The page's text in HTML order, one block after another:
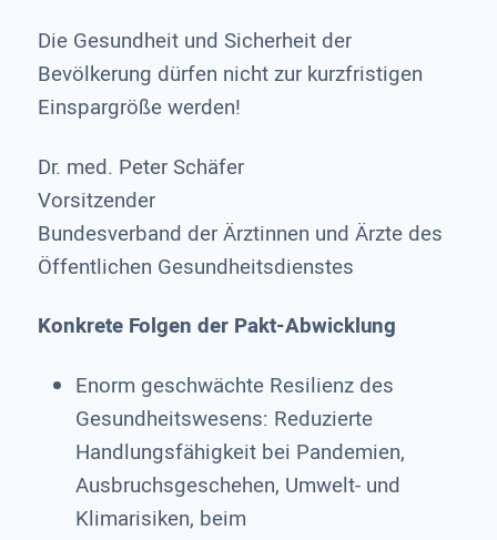
Die Gesundheit und Sicherheit der
Bevölkerung dürfen nicht zur kurzfristigen
Einspargröße werden!
Dr. med. Peter Schäfer
Vorsitzender
Bundesverband der Ärztinnen und Ärzte des
Öffentlichen Gesundheitsdienstes
Konkrete Folgen der Pakt-Abwicklung
Enorm geschwächte Resilienz des
Gesundheitswesens: Reduzierte
Handlungsfähigkeit bei Pandemien,
Ausbruchsgeschehen, Umwelt- und
Klimarisiken, beim